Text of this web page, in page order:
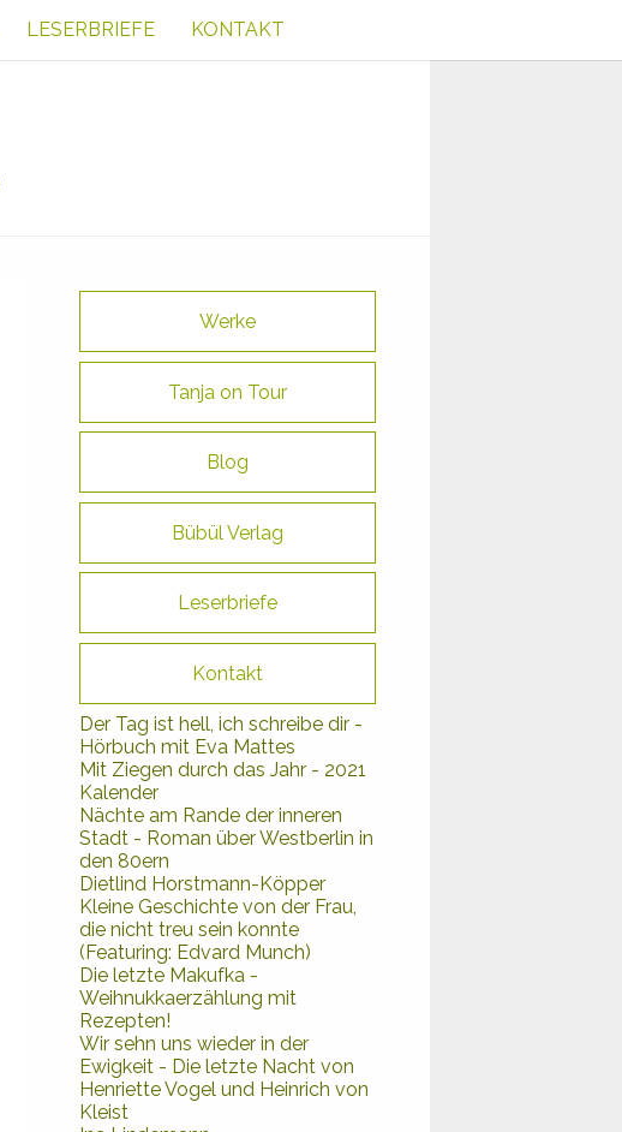
LESERBRIEFE KONTAKT
Werke
Tanja on Tour
Blog
Bübül Verlag
Leserbriefe
Kontakt
Der Tag ist hell, ich schreibe dir -
Hörbuch mit Eva Mattes
Mit Ziegen durch das Jahr - 2021
Kalender
Nächte am Rande der inneren
Stadt - Roman über Westberlin in
den 80ern
Dietlind Horstmann-Köpper
Kleine Geschichte von der Frau,
die nicht treu sein konnte
(Featuring: Edvard Munch)
Die letzte Makufka -
Weihnukkaerzählung mit
Rezepten!
Wir sehn uns wieder in der
Ewigkeit - Die letzte Nacht von
Henriette Vogel und Heinrich von
Kleist